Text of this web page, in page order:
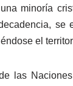
minoría
se
el
las